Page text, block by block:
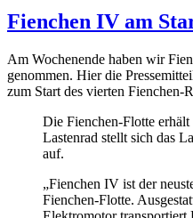
Fienchen IV am
Am Wochenende haben wir
genommen. Hier die
zum Start des vierten Fienchen-
Die Fienchen-Flotte
Lastenrad stellt sich das
auf.
„Fienchen IV ist der
Fienchen-Flotte.